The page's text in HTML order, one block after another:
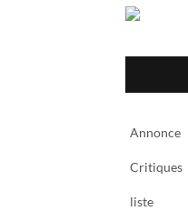
Annonce
Critiques
liste